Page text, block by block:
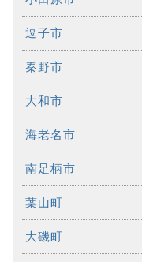
逗子市
秦野市
大和市
海老名市
南足柄市
葉山町
大磯町